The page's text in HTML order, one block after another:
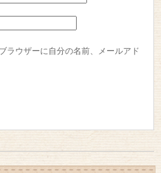
ラウザーに自分の名前、メールアド